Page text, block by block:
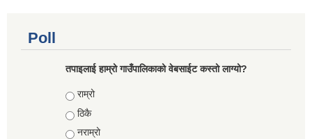
Poll
तपाइलाई हाम्रो गाउँपालिकाको वेबसाईट कस्तो लाग्यो?
Choices
राम्रो
ठिकै
नराम्रो